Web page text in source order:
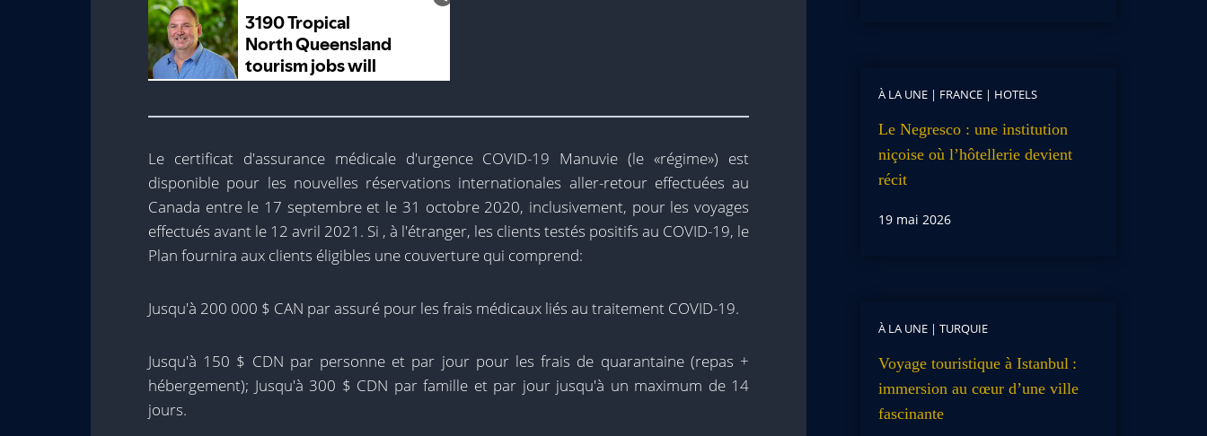
Le certificat d'assurance médicale d'urgence COVID-19 Manuvie (le «régime») est
disponible pour les nouvelles réservations internationales aller-retour effectuées au
Canada entre le 17 septembre et le 31 octobre 2020, inclusivement, pour les voyages
effectués avant le 12 avril 2021. Si , à l'étranger, les clients testés positifs au COVID-19, le
Plan fournira aux clients éligibles une couverture qui comprend:
Jusqu'à 200 000 $ CAN par assuré pour les frais médicaux liés au traitement COVID-19.
Jusqu'à 150 $ CDN par personne et par jour pour les frais de quarantaine (repas +
hébergement); Jusqu'à 300 $ CDN par famille et par jour jusqu'à un maximum de 14
jours.
À LA UNE| FRANCE| HOTELS
Le Negresco : une institution
niçoise où l’hôtellerie devient
récit
19 mai 2026
À LA UNE| TURQUIE
Voyage touristique à Istanbul :
immersion au cœur d’une ville
fascinante